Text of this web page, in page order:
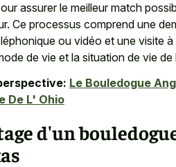
assurer le meilleur match
Ce processus comprend une
ou vidéo et une visite
de vie et la situation de vie
Le Bouledogue
De L' Ohio
d'un